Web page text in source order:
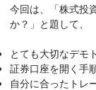
今回は、「株式投
か？」と題して、
とても大切なデモ
証券口座を開く手
自分に合ったトレ